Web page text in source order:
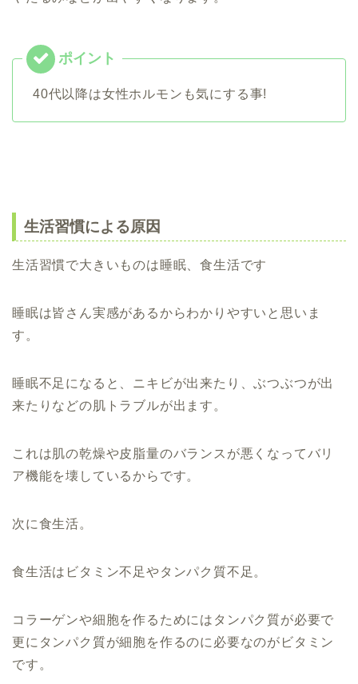
40代以降は女性ホルモンも気にする事!
生活習慣による原因
生活習慣で大きいものは睡眠、食生活です
睡眠は皆さん実感があるからわかりやすいと思いま
す。
睡眠不足になると、ニキビが出来たり、ぶつぶつが出
来たりなどの肌トラブルが出ます。
これは肌の乾燥や皮脂量のバランスが悪くなってバリ
ア機能を壊しているからです。
次に食生活。
食生活はビタミン不足やタンパク質不足。
コラーゲンや細胞を作るためにはタンパク質が必要で
更にタンパク質が細胞を作るのに必要なのがビタミン
です。